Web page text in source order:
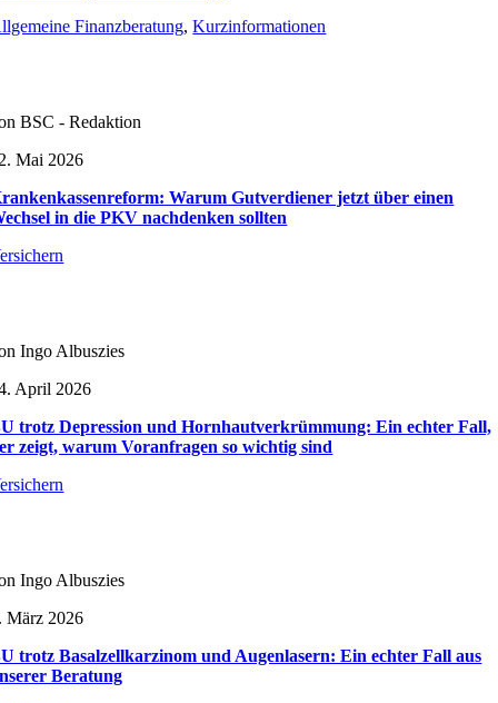
Finanzberatung,Kurzinformationen
BSC - Redaktion
Mai 2026
Warum Gutverdiener jetzt über einen
in die PKV nachdenken sollten
Ingo Albuszies
April 2026
trotz Depression und Hornhautverkrümmung: Ein echter Fall,
zeigt, warum Voranfragen so wichtig sind
Ingo Albuszies
März 2026
trotz Basalzellkarzinom und Augenlasern: Ein echter Fall aus
Beratung